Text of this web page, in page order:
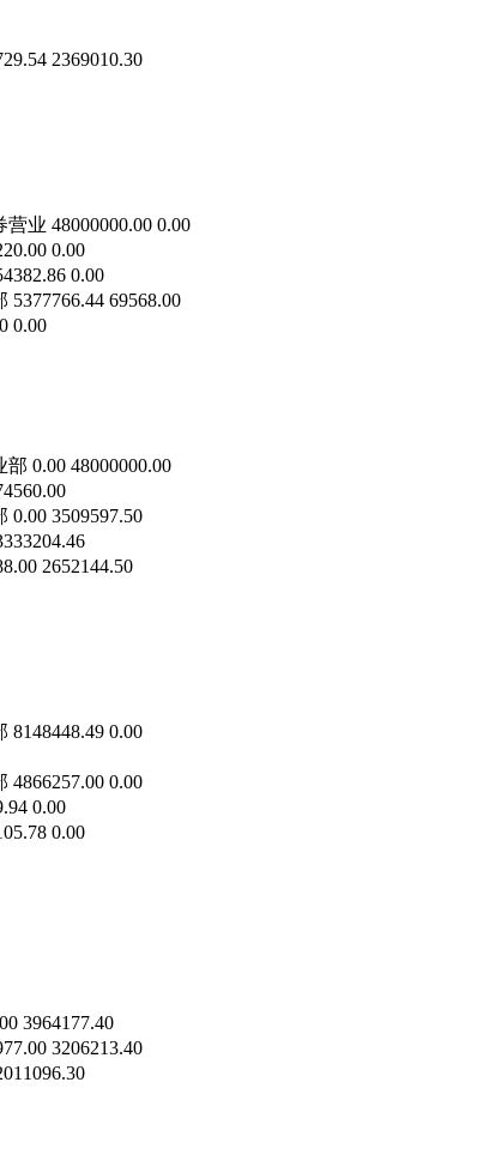
2369010.30
业 48000000.00 0.00
0.00
0.00
69568.00
0.00
0.00 48000000.00
3509597.50
2652144.50
0.00
0.00
0.00
0.00
3964177.40
3206213.40